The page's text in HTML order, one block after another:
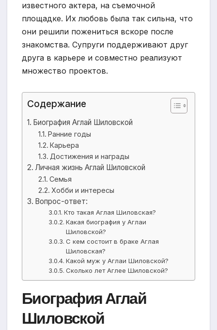
известного актера, на съемочной
площадке. Их любовь была так сильна, что
они решили пожениться вскоре после
знакомства. Супруги поддерживают друг
друга в карьере и совместно реализуют
множество проектов.
Содержание
Биография Аглай Шиловской
Ранние годы
Карьера
Достижения и награды
Личная жизнь Аглай Шиловской
Семья
Хобби и интересы
Вопрос-ответ:
Кто такая Аглая Шиловская?
Какая биография у Аглаи
Шиловской?
С кем состоит в браке Аглая
Шиловская?
Какой муж у Аглаи Шиловской?
Сколько лет Аглее Шиловской?
Биография Аглай
Шиловской